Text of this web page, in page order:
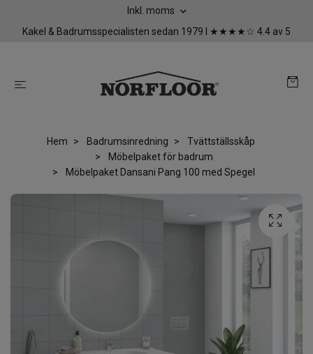
Inkl. moms
Kakel & Badrumsspecialisten sedan 1979 I ★★★★☆ 4.4 av 5
Hem Badrumsinredning
Tvättställsskåp
Möbelpaket för badrum
Möbelpaket Dansani Pang 100 med Spegel